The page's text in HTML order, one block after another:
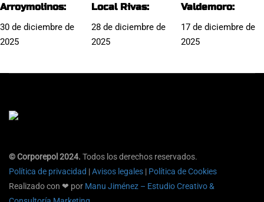
Arroymolinos:
30 de diciembre de
2025
Local Rivas:
28 de diciembre de
2025
Valdemoro:
17 de diciembre de
2025
© Corporepol 2024. Todos los derechos reservados.
Política de privacidad |Avisos legales | Política de Cookies
Realizado con ❤ por Manu Jiménez – Estudio Creativo &